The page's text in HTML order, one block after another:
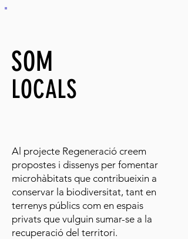
SOM
LOCALS
Al projecte Regeneració creem
propostes i dissenys per fomentar
microhàbitats que contribueixin a
conservar la biodiversitat, tant en
terrenys públics com en espais
privats que vulguin sumar-se a la
recuperació del territori.